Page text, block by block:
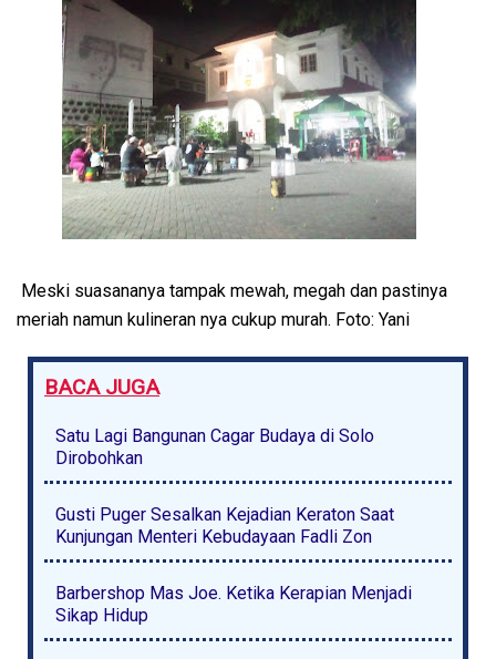
Meski suasananya tampak mewah, megah dan pastinya
meriah namun kulineran nya cukup murah. Foto: Yani
BACA JUGA
Satu Lagi Bangunan Cagar Budaya di Solo
Dirobohkan
Gusti Puger Sesalkan Kejadian Keraton Saat
Kunjungan Menteri Kebudayaan Fadli Zon
Barbershop Mas Joe. Ketika Kerapian Menjadi
Sikap Hidup